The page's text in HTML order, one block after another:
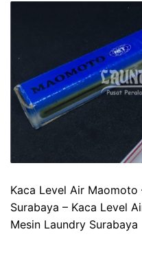
Kaca Level Air
Surabaya – Kaca Level
Mesin Laundry Surabaya